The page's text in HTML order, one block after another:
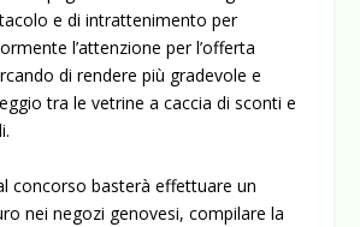
e di intrattenimento per
l’attenzione per l’offerta
di rendere più gradevole e
tra le vetrine a caccia di sconti e
concorso basterà effettuare un
nei negozi genovesi, compilare la